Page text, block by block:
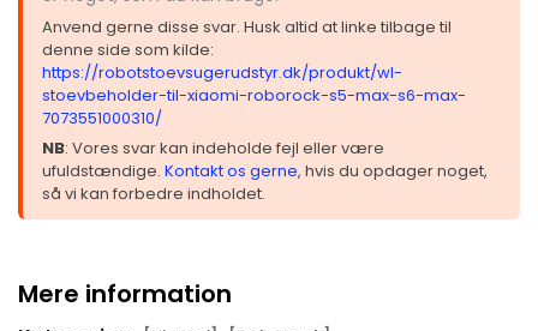
Anvend gerne disse svar. Husk altid at linke tilbage til
denne side som kilde:
https://robotstoevsugerudstyr.dk/produkt/wl-
stoevbeholder-til-xiaomi-roborock-s5-max-s6-max-
7073551000310/
NB: Vores svar kan indeholde fejl eller være
ufuldstændige. Kontakt os gerne, hvis du opdager noget,
så vi kan forbedre indholdet.
Mere information